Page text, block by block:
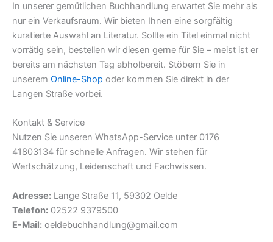
In unserer gemütlichen Buchhandlung erwartet Sie mehr als
nur ein Verkaufsraum. Wir bieten Ihnen eine sorgfältig
kuratierte Auswahl an Literatur. Sollte ein Titel einmal nicht
vorrätig sein, bestellen wir diesen gerne für Sie – meist ist er
bereits am nächsten Tag abholbereit. Stöbern Sie in
unserem Online-Shop oder kommen Sie direkt in der
Langen Straße vorbei.
Kontakt & Service
Nutzen Sie unseren WhatsApp-Service unter 0176
41803134 für schnelle Anfragen. Wir stehen für
Wertschätzung, Leidenschaft und Fachwissen.
Adresse: Lange Straße 11, 59302 Oelde
Telefon: 02522 9379500
E-Mail: oeldebuchhandlung@gmail.com